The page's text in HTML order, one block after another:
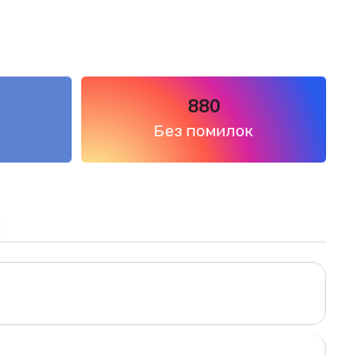
880
Без помилок